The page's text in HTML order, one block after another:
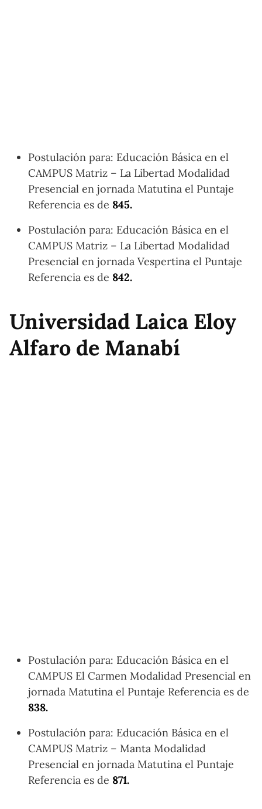
Postulación para: Educación Básica en el
CAMPUS Matriz – La Libertad Modalidad
Presencial en jornada Matutina el Puntaje
Referencia es de 845.
Postulación para: Educación Básica en el
CAMPUS Matriz – La Libertad Modalidad
Presencial en jornada Vespertina el Puntaje
Referencia es de 842.
Universidad Laica Eloy
Alfaro de Manabí
Postulación para: Educación Básica en el
CAMPUS El Carmen Modalidad Presencial en
jornada Matutina el Puntaje Referencia es de
838.
Postulación para: Educación Básica en el
CAMPUS Matriz – Manta Modalidad
Presencial en jornada Matutina el Puntaje
Referencia es de 871.